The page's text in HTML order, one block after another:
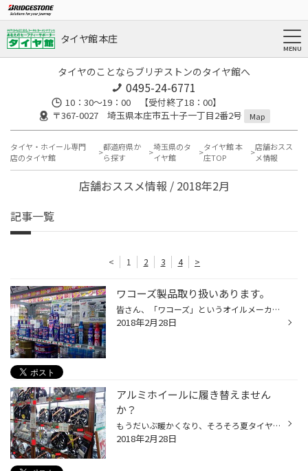
タイヤ館 本庄
タイヤのことならブリヂストンのタイヤ館へ
0495-24-6771
10：30～19：00 【受付終了18：00】
〒367-0027 埼玉県本庄市五十子一丁目2番2号
Map
タイヤ・ホイール専門
店のタイヤ館
都道府県か
ら探す
埼玉県のタ
イヤ館
タイヤ館 本
庄TOP
店舗おスス
メ情報
店舗おススメ情報 / 2018年2月
記事一覧
< 1 2 3 4 >
ワコーズ製品取り扱いあります。
皆さん、「ワコーズ」というオイルメーカー知ってますか？ なかなかいいオイルなんです。 このメーカー、エンジンオイルだけでなく、エンジンの調子を整えるためのいろいろな添加剤も ラインナップにあります。 なんか最近調子が悪いな・・・なんて思っている人、タイヤ館に来て ワコーズ製品を試し...
2018年2月28日
アルミホイールに履き替えません
か？
もうだいぶ暖かくなり、そろそろ夏タイヤへの履き替えですね。 その履き替えるとき、タイヤと一緒にホイールも替えてみませんか？ イメージチェンジでリフレッシュすること間違いなし！ あなただけの愛車にしてみてはいかがですか？
2018年2月28日